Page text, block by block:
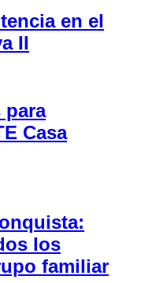
en el
II
para
Casa
los
familiar